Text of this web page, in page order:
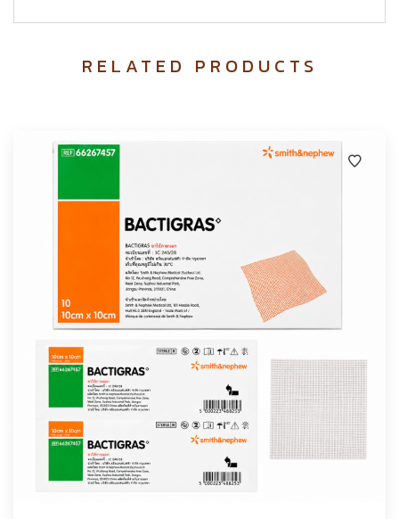
RELATED PRODUCTS